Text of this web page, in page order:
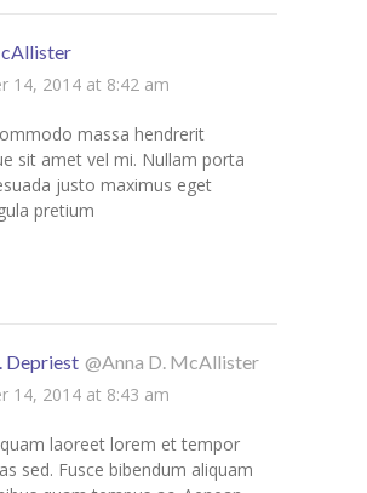
14, 2014 at 8:42 am
massa hendrerit
sit amet vel mi. Nullam porta
justo maximus eget
pretium
Depriest @Anna D. McAllister
14, 2014 at 8:43 am
laoreet lorem et tempor
sed. Fusce bibendum aliquam